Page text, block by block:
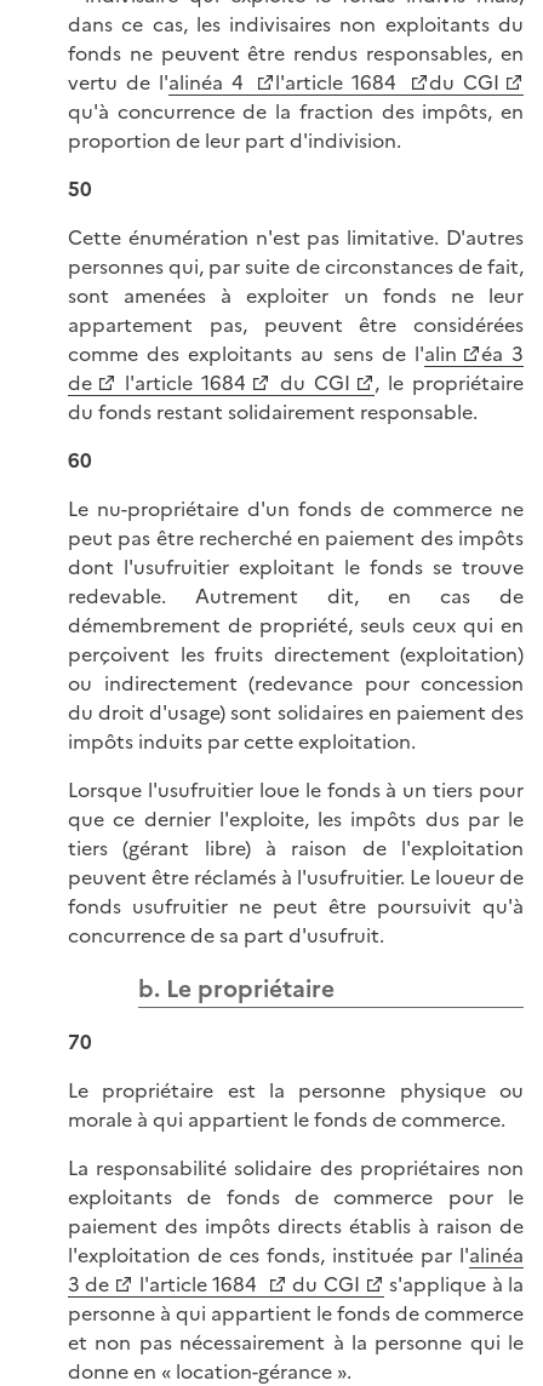
dans ce cas, les indivisaires non exploitants du
fonds ne peuvent être rendus responsables, en
vertu de l'alinéa 4 l'article 1684
du CGI
qu'à concurrence de la fraction des impôts, en
proportion de leur part d'indivision.
50
Cette énumération n'est pas limitative. D'autres
personnes qui, par suite de circonstances de fait,
sont amenées à exploiter un fonds ne leur
appartement pas, peuvent être considérées
comme des exploitants au sens de l'alin
éa 3
de
l'article 1684 du CGI
, le propriétaire
du fonds restant solidairement responsable.
60
Le nu-propriétaire d'un fonds de commerce ne
peut pas être recherché en paiement des impôts
dont l'usufruitier exploitant le fonds se trouve
redevable. Autrement dit, en cas de
démembrement de propriété, seuls ceux qui en
perçoivent les fruits directement (exploitation)
ou indirectement (redevance pour concession
du droit d'usage) sont solidaires en paiement des
impôts induits par cette exploitation.
Lorsque l'usufruitier loue le fonds à un tiers pour
que ce dernier l'exploite, les impôts dus par le
tiers (gérant libre) à raison de l'exploitation
peuvent être réclamés à l'usufruitier. Le loueur de
fonds usufruitier ne peut être poursuivit qu'à
concurrence de sa part d'usufruit.
b. Le propriétaire
70
Le propriétaire est la personne physique ou
morale à qui appartient le fonds de commerce.
La responsabilité solidaire des propriétaires non
exploitants de fonds de commerce pour le
paiement des impôts directs établis à raison de
l'exploitation de ces fonds, instituée par l'alinéa
3 de
l'article 1684 du CGI
s'applique à la
personne à qui appartient le fonds de commerce
et non pas nécessairement à la personne qui le
donne en « location-gérance ».